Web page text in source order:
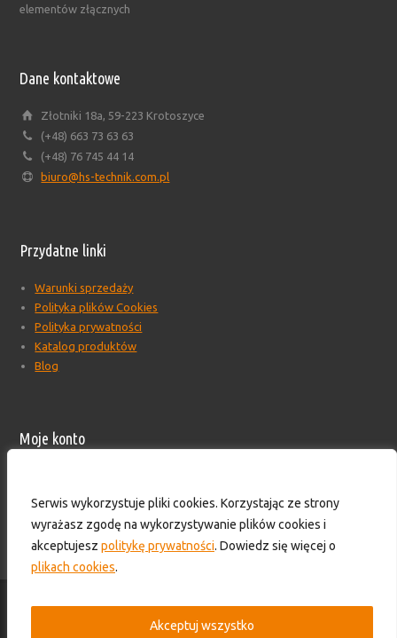
Serwis wykorzystuje pliki cookies. Korzystając ze strony
wyrażasz zgodę na wykorzystywanie plików cookies i
akceptujesz politykę prywatności. Dowiedz się więcej o
plikach cookies.
Akceptuj wszystko
elementów złącznych
Dane kontaktowe
Złotniki 18a, 59-223 Krotoszyce
(+48) 663 73 63 63
(+48) 76 745 44 14
biuro@hs-technik.com.pl
Przydatne linki
Warunki sprzedaży
Polityka plików Cookies
Polityka prywatności
Katalog produktów
Blog
Moje konto
Formularz wyceny produktów
Skontaktuj się z nami!
© 2016-2025 - HS TECHNIK - Zaopatrzenie przemysłu. Wszelkie prawa
zastrzeżone.